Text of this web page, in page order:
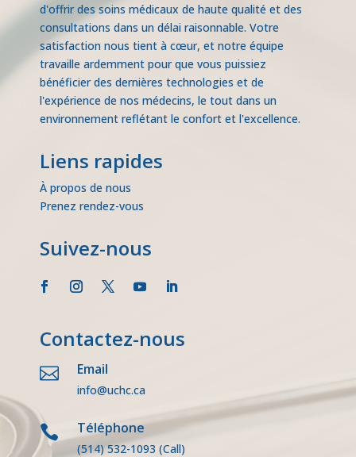
d'offrir des soins médicaux de haute qualité et des
consultations dans un délai raisonnable. Votre
satisfaction nous tient à cœur, et notre équipe
travaille ardemment pour que vous puissiez
bénéficier des dernières technologies et de
l'expérience de nos médecins, le tout dans un
environnement reflétant le confort et l'excellence.
Liens rapides
À propos de nous
Prenez rendez-vous
Suivez-nous
Contactez-nous
 Email
info@uchc.ca
 Téléphone
(514) 532-1093 (Call)